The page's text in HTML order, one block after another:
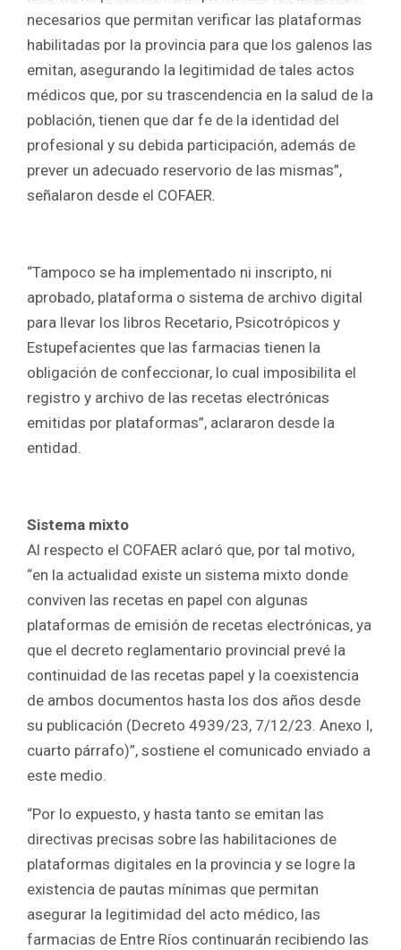
necesarios que permitan verificar las plataformas
habilitadas por la provincia para que los galenos las
emitan, asegurando la legitimidad de tales actos
médicos que, por su trascendencia en la salud de la
población, tienen que dar fe de la identidad del
profesional y su debida participación, además de
prever un adecuado reservorio de las mismas”,
señalaron desde el COFAER.
“Tampoco se ha implementado ni inscripto, ni
aprobado, plataforma o sistema de archivo digital
para llevar los libros Recetario, Psicotrópicos y
Estupefacientes que las farmacias tienen la
obligación de confeccionar, lo cual imposibilita el
registro y archivo de las recetas electrónicas
emitidas por plataformas”, aclararon desde la
entidad.
Sistema mixto
Al respecto el COFAER aclaró que, por tal motivo,
“en la actualidad existe un sistema mixto donde
conviven las recetas en papel con algunas
plataformas de emisión de recetas electrónicas, ya
que el decreto reglamentario provincial prevé la
continuidad de las recetas papel y la coexistencia
de ambos documentos hasta los dos años desde
su publicación (Decreto 4939/23, 7/12/23. Anexo I,
cuarto párrafo)”, sostiene el comunicado enviado a
este medio.
“Por lo expuesto, y hasta tanto se emitan las
directivas precisas sobre las habilitaciones de
plataformas digitales en la provincia y se logre la
existencia de pautas mínimas que permitan
asegurar la legitimidad del acto médico, las
farmacias de Entre Ríos continuarán recibiendo las